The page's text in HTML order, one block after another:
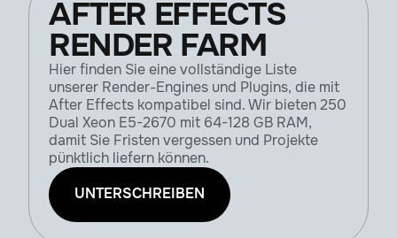
AFTER EFFECTS
RENDER FARM
Hier finden Sie eine vollständige Liste
unserer Render-Engines und Plugins, die mit
After Effects kompatibel sind. Wir bieten 250
Dual Xeon E5-2670 mit 64-128 GB RAM,
damit Sie Fristen vergessen und Projekte
pünktlich liefern können.
UNTERSCHREIBEN